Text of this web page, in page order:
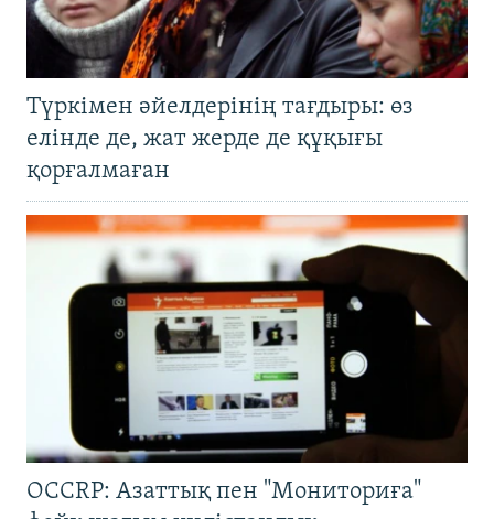
Түркімен әйелдерінің тағдыры: өз
елінде де, жат жерде де құқығы
қорғалмаған
OCCRP: Азаттық пен "Мониториға"